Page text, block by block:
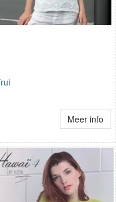
Meer info